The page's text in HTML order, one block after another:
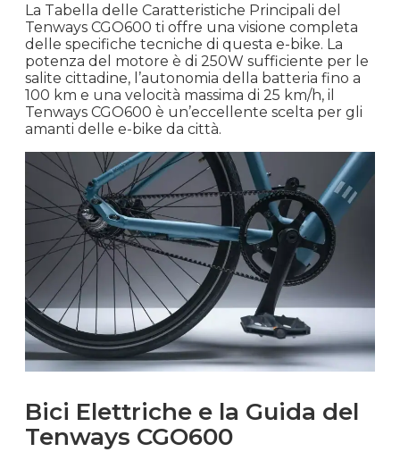
La Tabella delle Caratteristiche Principali del
Tenways CGO600 ti offre una visione completa
delle specifiche tecniche di questa e-bike. La
potenza del motore è di 250W sufficiente per le
salite cittadine, l’autonomia della batteria fino a
100 km e una velocità massima di 25 km/h, il
Tenways CGO600 è un’eccellente scelta per gli
amanti delle e-bike da città.
Bici Elettriche e la Guida del
Tenways CGO600